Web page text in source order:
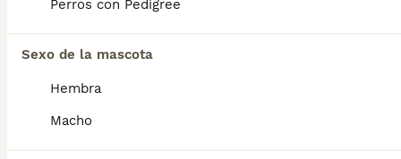
Perros con Pedigree
Sexo de la mascota
Hembra
Macho
perro de montaña de los Pirineos ha sido
rebaños. Son fuertes y ágiles, además de